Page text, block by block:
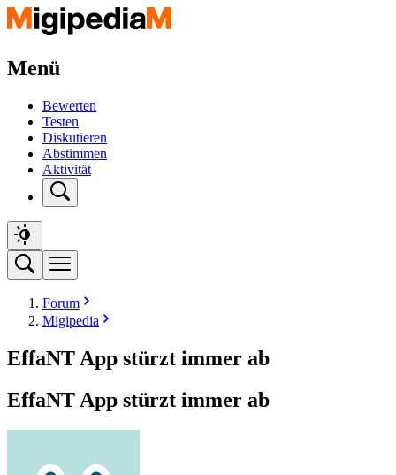
Menü
Bewerten
Testen
Diskutieren
Abstimmen
Aktivität
Forum
Migipedia
EffaNT App stürzt immer ab
EffaNT App stürzt immer ab